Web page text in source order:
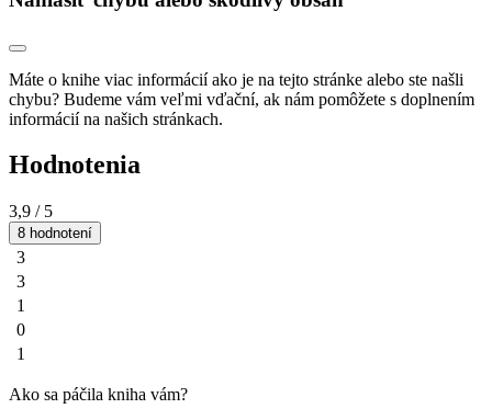
Máte o knihe viac informácií ako je na tejto stránke alebo ste našli
chybu? Budeme vám veľmi vďační, ak nám pomôžete s doplnením
informácií na našich stránkach.
Hodnotenia
3,9 / 5
8 hodnotení
3
3
1
0
1
Ako sa páčila kniha vám?